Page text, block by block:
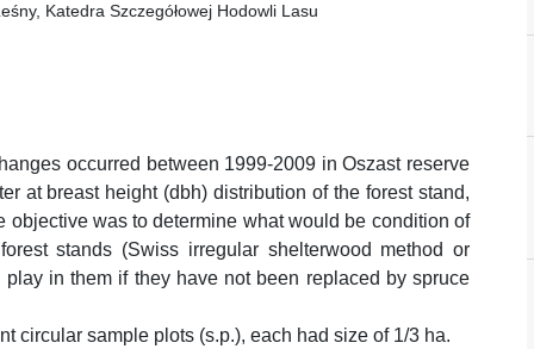
Katedra Szczegółowej Hodowli Lasu
occurred between 1999-2009 in Oszast reserve
at breast height (dbh) distribution of the forest stand,
was to determine what would be condition of
stands (Swiss irregular shelterwood method or
in them if they have not been replaced by spruce
circular sample plots (s.p.), each had size of 1/3 ha.